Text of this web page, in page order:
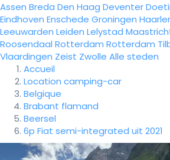
Assen Breda Den Haag Deventer
Eindhoven Enschede Groningen
Leeuwarden Leiden Lelystad
Roosendaal Rotterdam Rotterdam
Vlaardingen Zeist Zwolle Alle steden
Accueil
Location camping-car
Belgique
Brabant flamand
Beersel
6p Fiat semi-integrated uit 2021